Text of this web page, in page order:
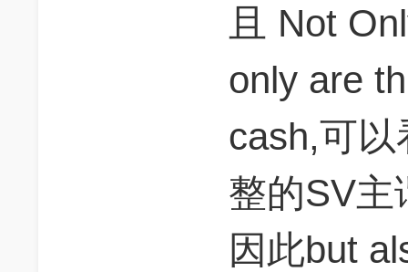
且 Not
only are
cash,可
整的SV主
因此but